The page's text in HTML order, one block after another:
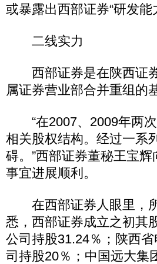
或暴露出西部证券“研发能
二线实力
西部证券是在陕西证券
属证券营业部合并重组的
“在2007、2009年两次
相关股权结构。经过一系
碍。”西部证券董秘王宝
事宜进展顺利。
在西部证券人眼里，所
悉，西部证券成立之初其
公司持股31.24％；陕西
司持股20％；中国远大集